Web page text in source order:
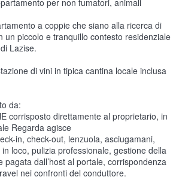
per non fumatori, animali
a coppie che siano alla ricerca di
un piccolo e tranquillo contesto residenziale
Lazise.
di vini in tipica cantina locale inclusa
da:
corrisposto direttamente al proprietario, in
Regarda agisce
in, check-out, lenzuola, asciugamani,
loco, pulizia professionale, gestione della
dall’host al portale, corrispondenza
nei confronti del conduttore.